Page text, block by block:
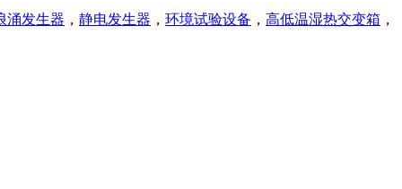
涌发生器 ， 静电发生器 ， 环境试验设备 ， 高低温湿热交变箱 ，